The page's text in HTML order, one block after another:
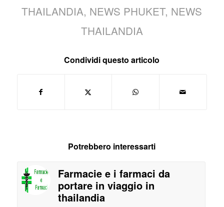
THAILANDIA, NEWS PHUKET, NEWS
THAILANDIA
Condividi questo articolo
Potrebbero interessarti
Farmacie e i farmaci da
portare in viaggio in
thailandia